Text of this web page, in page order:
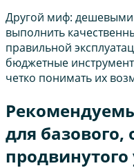
Другой миф:
выполнить
правильной
бюджетные
четко понимать их
для